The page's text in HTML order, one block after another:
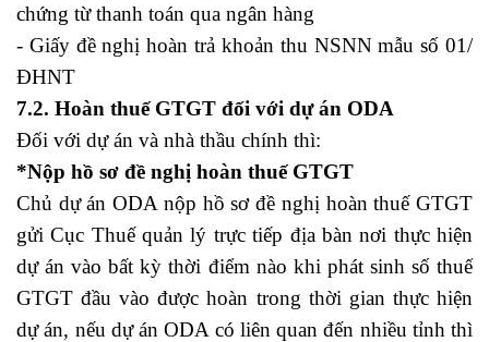
chứng từ thanh toán qua ngân hàng
- Giấy đề nghị hoàn trả khoản thu NSNN mẫu số 01/
ĐHNT
7.2. Hoàn thuế GTGT đối với dự án ODA
Đối với dự án và nhà thầu chính thì:
*Nộp hồ sơ đề nghị hoàn thuế GTGT
Chủ dự án ODA nộp hồ sơ đề nghị hoàn thuế GTGT
gửi Cục Thuế quản lý trực tiếp địa bàn nơi thực hiện
dự án vào bất kỳ thời điểm nào khi phát sinh số thuế
GTGT đầu vào được hoàn trong thời gian thực hiện
dự án, nếu dự án ODA có liên quan đến nhiều tỉnh thì